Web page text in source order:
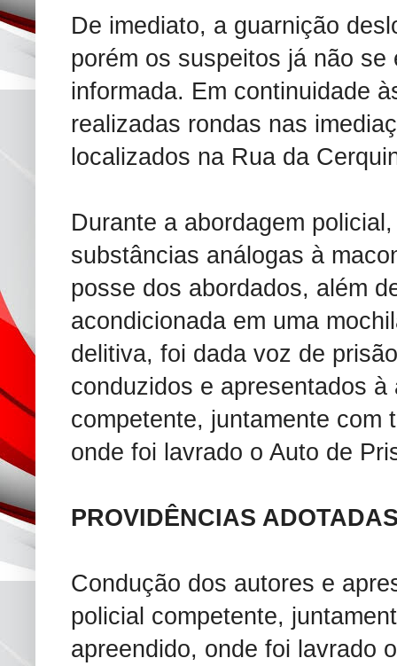
De imediato, a guarnição
porém os suspeitos já não se
informada. Em continuidade
realizadas rondas nas
localizados na Rua da
Durante a abordagem
substâncias análogas à
posse dos abordados, além
acondicionada em uma
delitiva, foi dada voz de
conduzidos e apresentados à
competente, juntamente com
onde foi lavrado o Auto de
PROVIDÊNCIAS
Condução dos autores e
policial competente,
apreendido, onde foi lavrado